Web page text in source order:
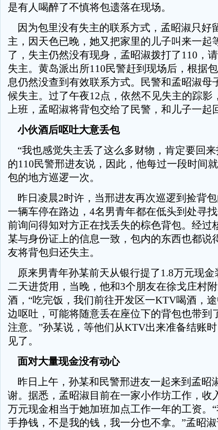
是有人喝醉了不慎将包遗落在现场。
因为包里没有失主的联系方式，孟昭淑只好
主，因天色已晚，她又把家里的儿子叫来一起
了，失主仍然没有现身，孟昭淑拨打了110，
失主。黄岛派出所110民警赶到现场后，根据
息仍然没查到有效联系方式。民警和孟昭淑母
候失主。过了午夜12点，依然不见失主的踪影
上班，孟昭淑将背包交给了民警，和儿子一起
小伙酒后呕吐大意丢包
“我也感觉失主丢了这么多财物，肯定要回来
的110民警邢进友说，因此，他每过一段时间
包的地方巡逻一次。
昨日凌晨2时许，当邢进友再次巡逻到捡背
一辆车停在路边，4名男青年都在低头到处寻
前询问得知对方正在找丢失的棕色背包。经过
某与身份证上的信息一致，包内的东西也都说
友将背包归还失主。
原来男青年孙某前天从银行提了1.8万元现金
二天进货用，当晚，他和3个朋友在徐戈庄村
酒，“吃完饭，我们前往开发区一KTV喝酒，
边呕吐，可能将随意丢在座位下的背包也带到
注意。”孙某说，等他们从KTV出来准备结账
见了。
面对大量现金没有动心
昨日上午，孙某和民警邢进友一起来到孟昭
谢。据悉，孟昭淑目前在一家小作坊工作，收
万元现金相当于她加班加点工作一年的工资。
手挣钱，不是我的钱，我一分也不拿。”孟昭